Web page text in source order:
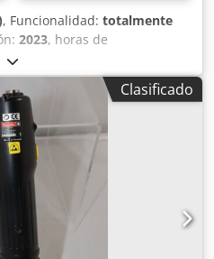
, Funcionalidad: totalmente
2023, horas de
de máquina/vehículo:
de herramientas de
funcionales: Llave de
Chicago Neumática
con cargador + 2
de ralentí: 20 rpm Rango
Par de trabajo: 90 a 260 Nm
Absv Tbh Rsljck Longitud:
de reacción: 4,1 kg
Clasificado